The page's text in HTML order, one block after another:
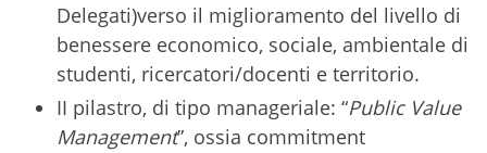
Delegati)verso il miglioramento del livello di
benessere economico, sociale, ambientale di
studenti, ricercatori/docenti e territorio.
II pilastro, di tipo manageriale: “Public Value
Management”, ossia commitment